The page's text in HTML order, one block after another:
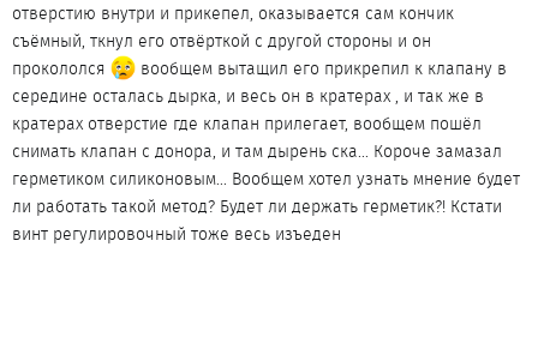
отверстию внутри и прикепел, оказывается сам кончик
съёмный, ткнул его отвёрткой с другой стороны и он
прокололся
вообщем вытащил его прикрепил к клапану в
середине осталась дырка, и весь он в кратерах , и так же в
кратерах отверстие где клапан прилегает, вообщем пошёл
снимать клапан с донора, и там дырень ска... Короче замазал
герметиком силиконовым... Вообщем хотел узнать мнение будет
ли работать такой метод? Будет ли держать герметик?! Кстати
винт регулировочный тоже весь изъеден